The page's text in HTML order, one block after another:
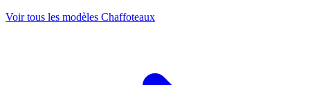
Voir tous les modèles Chaffoteaux